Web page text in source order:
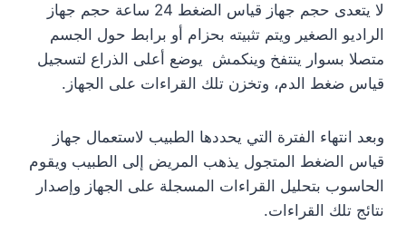
لا يتعدى حجم جهاز قياس الضغط 24 ساعة حجم جهاز
الراديو الصغير ويتم تثبيته بحزام أو برابط حول الجسم
متصلا بسوار ينتفخ وينكمش يوضع أعلى الذراع لتسجيل
قياس ضغط الدم، وتخزن تلك القراءات على الجهاز.
وبعد انتهاء الفترة التي يحددها الطبيب لاستعمال جهاز
قياس الضغط المتجول يذهب المريض إلى الطبيب ويقوم
الحاسوب بتحليل القراءات المسجلة على الجهاز وإصدار
نتائج تلك القراءات.